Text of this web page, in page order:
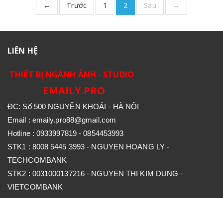
← Trước 1 2 Sau →
LIÊN HỆ
THIẾT BỊ NGÀNH ẢNH - STUDIO
EMAILY.PRO
ĐC: Số 500 NGUYỄN KHOÁI - HÀ NỘI
Email : emaily.pro88@gmail.com
Hotline : 0933997819 - 0854453993
STK1 : 8008 5445 3993 - NGUYEN HOANG LY -
TECHCOMBANK
STK2 : 0031000137216 - NGUYEN THI KIM DUNG -
VIETCOMBANK